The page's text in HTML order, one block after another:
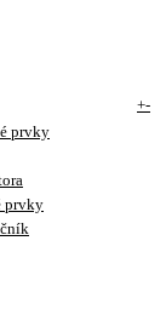
+-
prvky
prvky